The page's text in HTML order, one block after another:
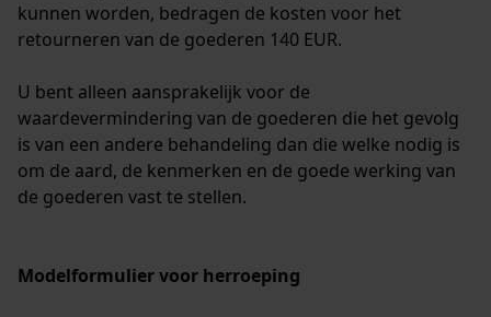
kunnen worden, bedragen de kosten voor het
retourneren van de goederen 140 EUR.
U bent alleen aansprakelijk voor de
waardevermindering van de goederen die het gevolg
is van een andere behandeling dan die welke nodig is
om de aard, de kenmerken en de goede werking van
de goederen vast te stellen.
Modelformulier voor herroeping